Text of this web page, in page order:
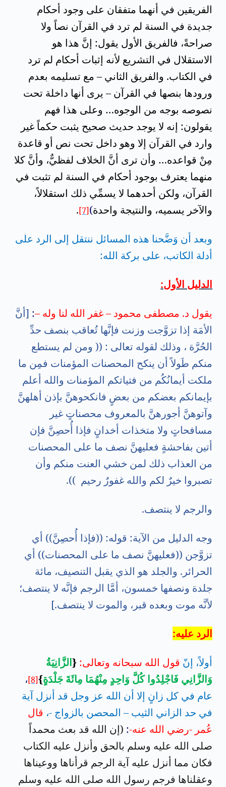
الفريقين في أنهما متفقان على وجود أحكام
جديدة في السنة لم ترد في القرآن نصاً ولا
صراحةً، فالفريق الأول يقول: إنَّ هذا هو
الاستقلال في التشريع لأنه إثبات أحكام لم ترد
في الكتاب. والفريق الثاني – مع تسليمه بعدم
ورودها بنصها في القرآن – يرى أنها داخلة تحت
نصوصه بوجه من الوجوه… وعلى هذا فهم
يقولون: إنه لا يوجد حديث صحيح يثبت حكماً غير
وارد في القرآن إلا وهو داخل تحت نص أو قاعدة
مِنْ قواعده… وأن ترى أنَّ الخلاف لفظيٌّ، وأنَّ كلا
منهما يعترف بوجود أحكام في السنة لم تثبت في
القرآن، ولكن أحدهما لا يسمِّي ذلك استقلالاً،
والآخر يسميه، والنتيجة واحدة)
[7]
.
وبعد أن وَضَّحنا هذه المسائل ننتقل إلى الرد على
أدلة الكاتب، على بركة الله:
الدليل الأول:
يقول د. مصطفى محمود – غفر الله لنا وله –: [أنَّ
الأمَة إذا تزوَّجت وزنت فإنَّها تُعاقب بنصف حدِّ
الحُرَّة ، وذلك لقوله تعالى : (( ومن لم يستطع
منكم طَولاً أن ينكح المحصنات المؤمنات فمِن ما
ملكت أيمانُكُم من فتياتكم المؤمنات والله أعلم
بإيمانكم بعضكم من بعضٍ فانكحوهنَّ بإذن أهلهنَّ
وآتوهنَّ أجورهنَّ بالمعروف محصناتٍ غير
مسافحاتٍ ولا متخذات أخدانٍ فإذا أُحصِنَّ فإن
أتين بفاحشةٍ فعليهنَّ نصف ما على المحصنات
من العذاب ذلك لمن خشي العنت منكم وأن
تصبروا خيرٌ لكم والله غفورٌ رحيم )).
والرجم لا ينتصف.
وجه الدليل من الآية: قوله: ((فإذا أُحصِنَّ)) أي
تزوَّجن ((فعليهنَّ نصف ما على المحصنات)) أي
الحرائر. والجلد هو الذي يقبل التنصيف، مائة
جلدة ونصفها خمسون، أمَّا الرجم فإنَّه لا ينتصف؛
لأنَّه موت وبعده قبر، والموت لا ينتصف.]
الرد عليه:
أولاً، إنّ قول الله سبحانه وتعالى: {الزَّانِيَةُ
وَالزَّانِي فَاجْلِدُوا كُلَّ وَاحِدٍ مِنْهُمَا مِائَةَ جَلْدَةٍ}
[8]،
عام في كل زانٍ إلا أن الله عز وجل قد أنزل آية
في حد الزاني الثيب – المحصن بالزواج -، قال
عُمر -رضي الله عنه-: (إن الله قد بعث محمداً
صلى الله عليه وسلم بالحق وأنزل عليه الكتاب
فكان مما أنزل عليه آية الرجم قرأناها ووعيناها
وعقلناها فرجم رسول الله صلى الله عليه وسلم